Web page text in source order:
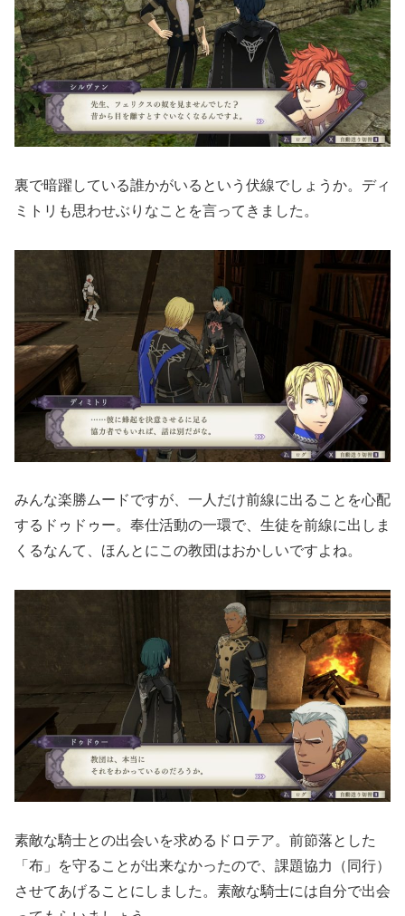
裏で暗躍している誰かがいるという伏線でしょうか。ディ
ミトリも思わせぶりなことを言ってきました。
みんな楽勝ムードですが、一人だけ前線に出ることを心配
するドゥドゥー。奉仕活動の一環で、生徒を前線に出しま
くるなんて、ほんとにこの教団はおかしいですよね。
素敵な騎士との出会いを求めるドロテア。前節落とした
「布」を守ることが出来なかったので、課題協力（同行）
させてあげることにしました。素敵な騎士には自分で出会